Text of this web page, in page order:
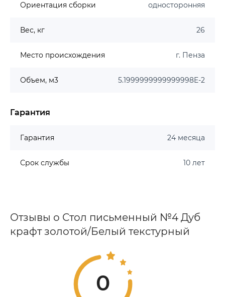
Ориентация сборки односторонняя
Вес, кг 26
Место происхождения г. Пенза
Объем, м3 5.1999999999999998E-2
Гарантия
Гарантия 24 месяца
Срок службы 10 лет
Отзывы о Стол письменный №4 Дуб
крафт золотой/Белый текстурный
0